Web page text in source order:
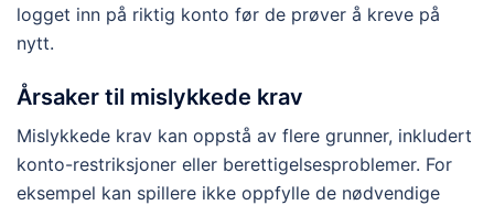
logget inn på riktig konto før de prøver å kreve på
nytt.
Årsaker til mislykkede krav
Mislykkede krav kan oppstå av flere grunner, inkludert
konto-restriksjoner eller berettigelsesproblemer. For
eksempel kan spillere ikke oppfylle de nødvendige